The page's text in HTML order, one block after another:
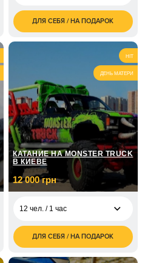
7 500
грн
12 500
грн
ДЛЯ СЕБЯ / НА ПОДАРОК
HIT
ДЕНЬ МАТЕРИ
КАТАНИЕ НА MONSTER TRUCK
В КИЕВЕ
12 000 грн
12 чел. / 1 час
12 000
грн
ДЛЯ СЕБЯ / НА ПОДАРОК